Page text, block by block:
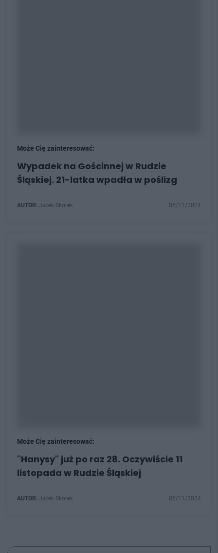
Może Cię zainteresować:
Wypadek na Gościnnej w Rudzie
Śląskiej. 21-latka wpadła w poślizg
AUTOR: Jacek Skorek 05/11/2024
Może Cię zainteresować:
"Hanysy" już po raz 28. Oczywiście 11
listopada w Rudzie Śląskiej
AUTOR: Jacek Skorek 05/11/2024